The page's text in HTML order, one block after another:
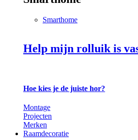
Smarthome
Help mijn rolluik is
Hoe kies je de juiste hor?
Montage
Projecten
Merken
Raamdecoratie